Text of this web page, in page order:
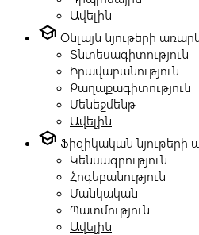
Ավելին
school Օնլայն նյութերի
Տնտեսագիտություն
Իրավաբանություն
Քաղաքագիտություն
Մենեջմենթ
Ավելին
school Ֆիզիկական նյութերի
Կենսագրություն
Հոգեբանություն
Մանկական
Պատմություն
Ավելին